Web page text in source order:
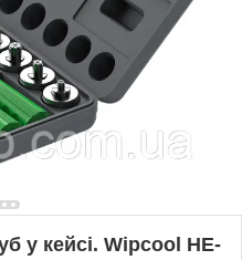
у кейсі. Wipcool HE-